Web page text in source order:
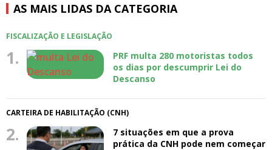
AS MAIS LIDAS DA CATEGORIA
FISCALIZAÇÃO E LEGISLAÇÃO
1.
PRF multa 280 motoristas todos
os dias por descumprir Lei do
Descanso
CARTEIRA DE HABILITAÇÃO (CNH)
2.
7 situações em que a prova
prática da CNH pode nem começar